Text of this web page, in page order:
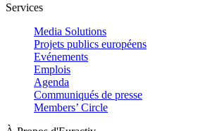
Services
Media Solutions
Projets publics européens
Evénements
Emplois
Agenda
Communiqués de presse
Members’ Circle